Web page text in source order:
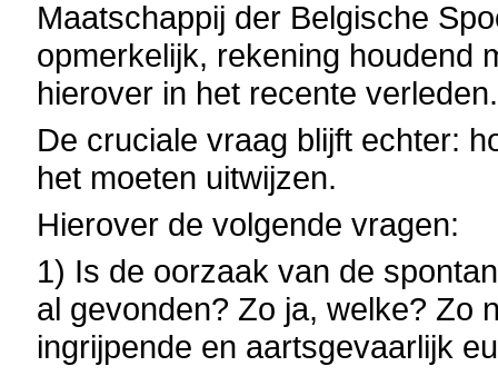
Maatschappij der Belgische
opmerkelijk, rekening houdend
hierover in het recente verleden.
De cruciale vraag blijft echter:
het moeten uitwijzen.
Hierover de volgende vragen:
1) Is de oorzaak van de
al gevonden? Zo ja, welke? Zo
ingrijpende en aartsgevaarlijk